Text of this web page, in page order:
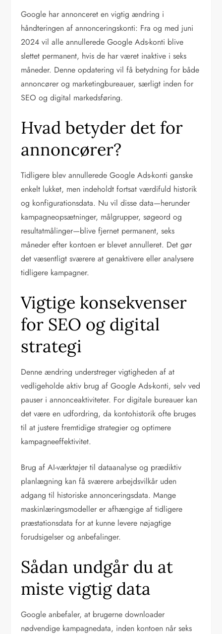
Google har annonceret en vigtig ændring i
håndteringen af annonceringskonti: Fra og med juni
2024 vil alle annullerede Google Ads-konti blive
slettet permanent, hvis de har været inaktive i seks
måneder. Denne opdatering vil få betydning for både
annoncører og marketingbureauer, særligt inden for
SEO og digital markedsføring.
Hvad betyder det for
annoncører?
Tidligere blev annullerede Google Ads-konti ganske
enkelt lukket, men indeholdt fortsat værdifuld historik
og konfigurationsdata. Nu vil disse data—herunder
kampagneopsætninger, målgrupper, søgeord og
resultatmålinger—blive fjernet permanent, seks
måneder efter kontoen er blevet annulleret. Det gør
det væsentligt sværere at genaktivere eller analysere
tidligere kampagner.
Vigtige konsekvenser
for SEO og digital
strategi
Denne ændring understreger vigtigheden af at
vedligeholde aktiv brug af Google Ads-konti, selv ved
pauser i annonceaktiviteter. For digitale bureauer kan
det være en udfordring, da kontohistorik ofte bruges
til at justere fremtidige strategier og optimere
kampagneeffektivitet.
Brug af AI-værktøjer til dataanalyse og prædiktiv
planlægning kan få sværere arbejdsvilkår uden
adgang til historiske annonceringsdata. Mange
maskinlæringsmodeller er afhængige af tidligere
præstationsdata for at kunne levere nøjagtige
forudsigelser og anbefalinger.
Sådan undgår du at
miste vigtig data
Google anbefaler, at brugerne downloader
nødvendige kampagnedata, inden kontoen når seks